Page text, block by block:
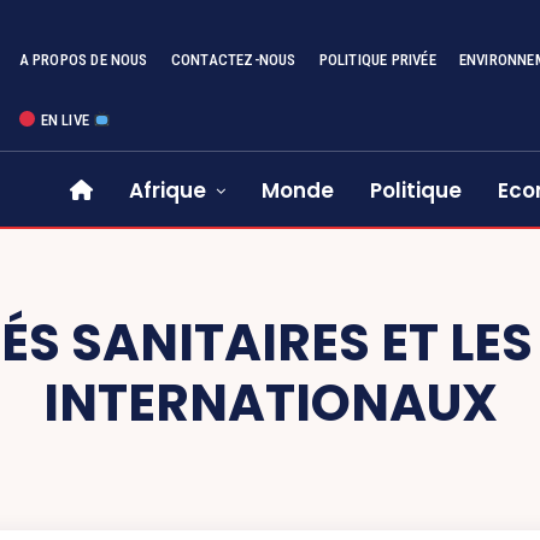
A PROPOS DE NOUS CONTACTEZ-NOUS POLITIQUE PRIVÉE
EN LIVE
Afrique Monde Politique
SANITAIRES ET
INTERNATIONAUX